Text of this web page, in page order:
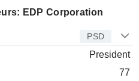
EDP Corporation
PSD
President
77